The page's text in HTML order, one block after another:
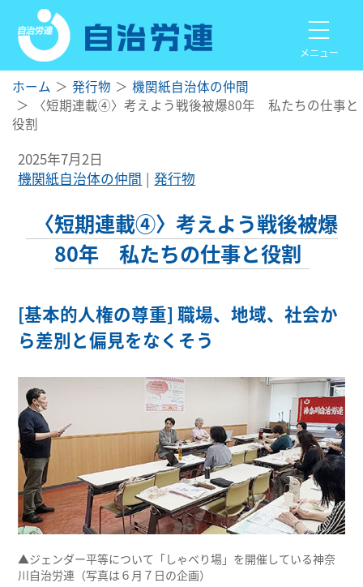
メニュー
ホーム 発行物
機関紙自治体の仲間
〈短期連載④〉考えよう戦後被爆80年 私たちの仕事と
役割
2025年7月2日
機関紙自治体の仲間
発行物
〈短期連載④〉考えよう戦後被爆
80年 私たちの仕事と役割
[基本的人権の尊重] 職場、地域、社会か
ら差別と偏見をなくそう
▲ジェンダー平等について「しゃべり場」を開催している神奈
川自治労連（写真は６月７日の企画）